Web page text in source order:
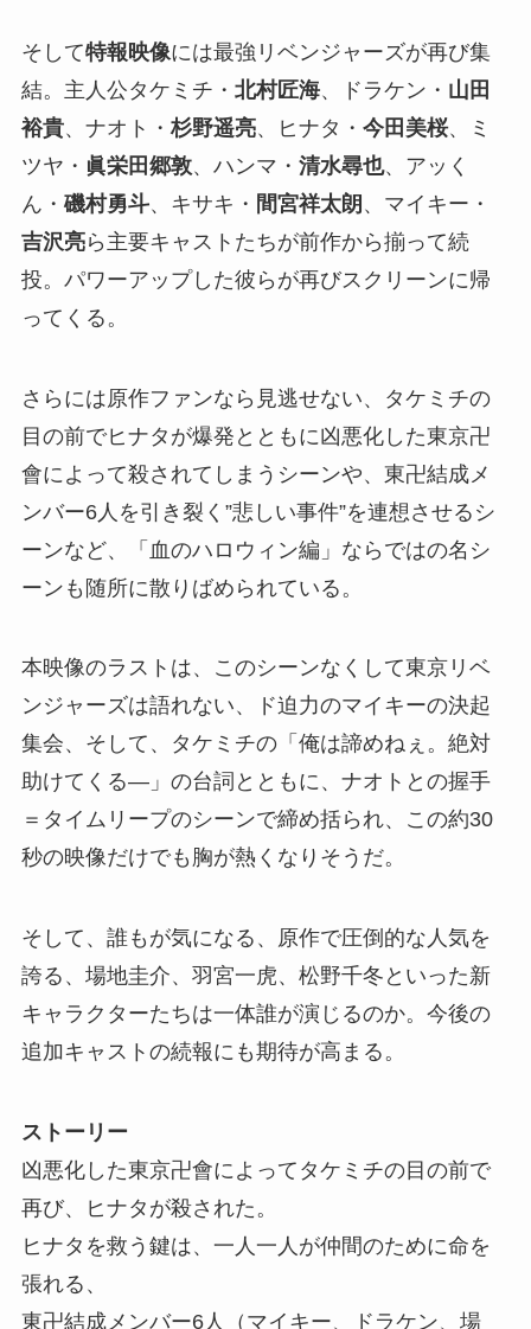
そして特報映像には最強リベンジャーズが再び集
結。主人公タケミチ・ 北村匠海、ドラケン・ 山田
裕貴、ナオト・杉野遥亮、ヒナタ・ 今田美桜、ミ
ツヤ・ 眞栄田郷敦、ハンマ・ 清水尋也、アッく
ん・ 磯村勇斗、キサキ・ 間宮祥太朗 、マイキー・
吉沢亮ら主要キャストたちが前作から揃って続
投。パワーアップした彼らが再びスクリーンに帰
ってくる。
さらには原作ファンなら見逃せない、タケミチの
目の前でヒナタが爆発とともに凶悪化した東京卍
會によって殺されてしまうシーンや、東卍結成メ
ンバー6人を引き裂く”悲しい事件”を連想させるシ
ーンなど、「血のハロウィン編」ならではの名シ
ーンも随所に散りばめられている。
本映像のラストは、このシーンなくして東京リベ
ンジャーズは語れない、ド迫力のマイキーの決起
集会、そして、タケミチの「俺は諦めねぇ。絶対
助けてくる―」の台詞とともに、ナオトとの握手
＝タイムリープのシーンで締め括られ、この約30
秒の映像だけでも胸が熱くなりそうだ。
そして、誰もが気になる、原作で圧倒的な人気を
誇る、場地圭介、羽宮一虎、松野千冬といった新
キャラクターたちは一体誰が演じるのか。今後の
追加キャストの続報にも期待が高まる。
ストーリー
凶悪化した東京卍會によってタケミチの目の前で
再び、ヒナタが殺された。
ヒナタを救う鍵は、一人一人が仲間のために命を
張れる、
東卍結成メンバー6人（マイキー、ドラケン、場